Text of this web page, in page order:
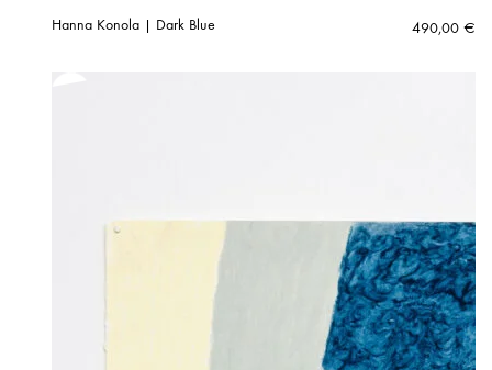
Hanna Konola | Dark Blue 490,00 €